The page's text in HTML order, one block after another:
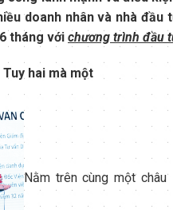
doanh nhân và nhà
tháng với chương trình đầu
hai mà một
Nằm trên cùng một châu